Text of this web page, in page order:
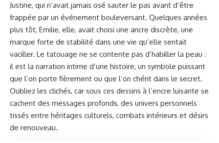
Justine, qui n’avait jamais osé sauter le pas avant d’être
frappée par un événement bouleversant. Quelques années
plus tôt, Emilie, elle, avait choisi une ancre discrète, une
marque forte de stabilité dans une vie qu’elle sentait
vaciller. Le tatouage ne se contente pas d’habiller la peau :
il est la narration intime d’une histoire, un symbole puissant
que l’on porte fièrement ou que l’on chérit dans le secret.
Oubliez les clichés, car sous ces dessins à l’encre luisante se
cachent des messages profonds, des univers personnels
tissés entre héritages culturels, combats intérieurs et désirs
de renouveau.